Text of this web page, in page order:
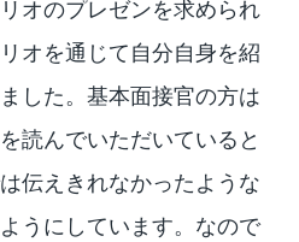
オのプレゼンを求められ
オを通じて自分自身を紹
した。基本面接官の方は
読んでいただいていると
伝えきれなかったような
うにしています。なので